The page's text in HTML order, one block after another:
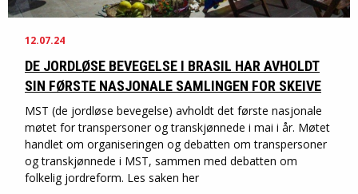
12.07.24
DE JORDLØSE BEVEGELSE I BRASIL HAR AVHOLDT
SIN FØRSTE NASJONALE SAMLINGEN FOR SKEIVE
MST (de jordløse bevegelse) avholdt det første nasjonale
møtet for transpersoner og transkjønnede i mai i år. Møtet
handlet om organiseringen og debatten om transpersoner
og transkjønnede i MST, sammen med debatten om
folkelig jordreform. Les saken her